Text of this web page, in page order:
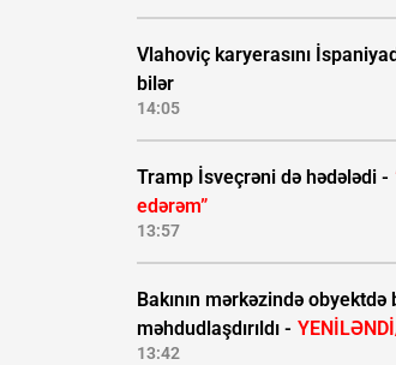
Vlahoviç karyerasını
bilər
14:05
Tramp İsveçrəni də hədələdi -
edərəm”
13:57
Bakının mərkəzində obyektdə
məhdudlaşdırıldı -
13:42